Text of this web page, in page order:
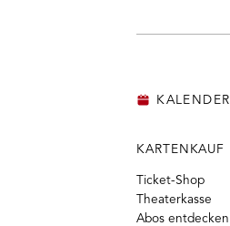
KALENDER
KARTENKAUF
Ticket-Shop
Theaterkasse
Abos entdecken